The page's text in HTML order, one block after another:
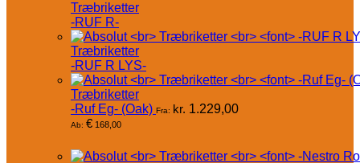
Træbriketter
-RUF R-
Træbriketter
-RUF R LYS-
Træbriketter
-Ruf Eg- (Oak) Fra: kr. 1.229,00
Ab: € 168,00